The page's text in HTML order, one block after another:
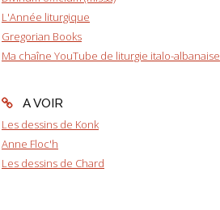
L'Année liturgique
Gregorian Books
Ma chaîne YouTube de liturgie italo-albanaise
A VOIR
Les dessins de Konk
Anne Floc'h
Les dessins de Chard